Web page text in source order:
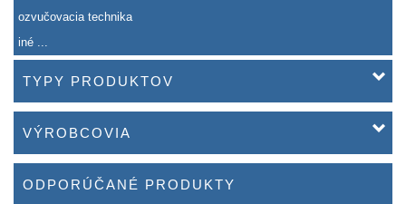
ozvučovacia technika
iné ...
TYPY PRODUKTOV
VÝROBCOVIA
ODPORÚČANÉ PRODUKTY